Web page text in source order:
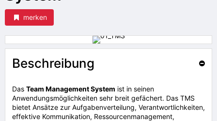
merken
Beschreibung
Das Team Management System ist in seinen
Anwendungsmöglichkeiten sehr breit gefächert. Das TMS
bietet Ansätze zur Aufgabenverteilung, Verantwortlichkeiten,
effektive Kommunikation, Ressourcenmanagement,